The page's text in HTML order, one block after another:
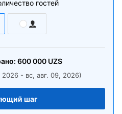
гостей
600 000 UZS
2026 - вс, авг. 09, 2026)
шаг